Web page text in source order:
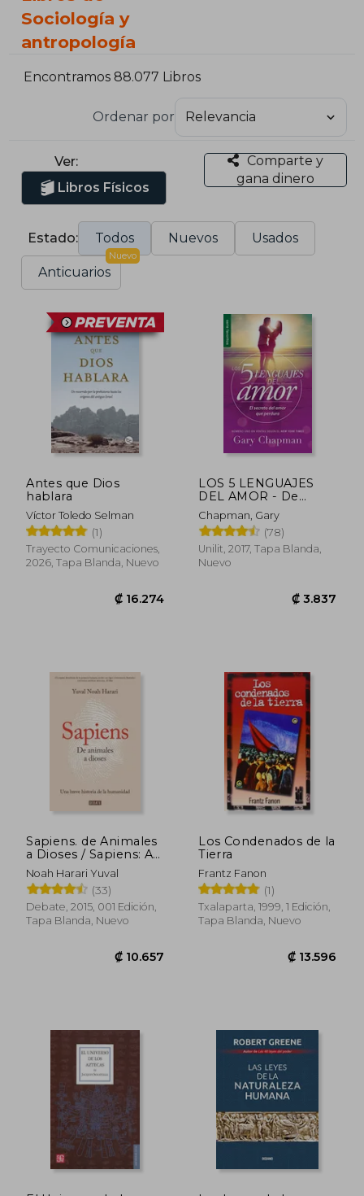
Sociología y
antropología
Encontramos 88.077 Libros
Ordenar por
Ver:
Libros Físicos
Comparte y
gana dinero
Estado: Todos Nuevos Usados
Anticuarios
Nuevo
Antes que Dios
hablara
Víctor Toledo Selman
(1)
Trayecto Comunicaciones,
2026, Tapa Blanda, Nuevo
LOS 5 LENGUAJES
DEL AMOR - De
Bolsillo
Chapman, Gary
(78)
Unilit, 2017, Tapa Blanda,
Nuevo
Sapiens. de Animales
a Dioses / Sapiens: A
Brief History of
Humankind
Noah Harari Yuval
(33)
Debate, 2015, 001 Edición,
Tapa Blanda, Nuevo
Los Condenados de la
Tierra
Frantz Fanon
(1)
Txalaparta, 1999, 1 Edición,
Tapa Blanda, Nuevo